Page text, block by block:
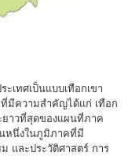
เทศเป็นแบบเทือกเขา
ที่มีความสำคัญได้แก่ เทือก
ยาวที่สุดของแผนที่ภาค
นหนึ่งในภูมิภาคที่มี
และประวัติศาสตร์ การ